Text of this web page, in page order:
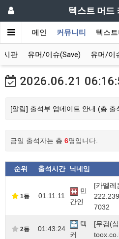
텍스트 머드
메인 커뮤니티 텍스
시판 유머/이슈(Save) 유머/이
2026.06.21
[알림] 출석부 업데이트 안내 (총 출
금일 출석자는 총 6명입니다.
순위 출석시간 닉네임
1등 01:11:11
민
간인
[카멜레
7032
2등 01:43:24
텍
커
[무검(